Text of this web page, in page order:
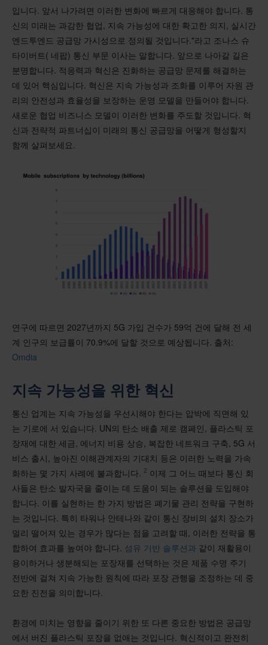
입니다. 앞서 나가려면 이러한 변화에 빠르게 대응해야 합니다. 통
신의 미래는 과감한 협업, 지속 가능성에 대한 확고한 의지, 실시간
엔드투엔드 공급망 가시성으로 정의될 것입니다."라고 조나스 슈
타이버트( 네팝) 통신 부문 이사는 말합니다. 앞으로 나아갈 길은
분명합니다. 적응력과 혁신은 진화하는 공급망 문제를 해결하는
데 있어 핵심입니다. 혁신은 지속 가능성과 조화를 이루어 자원 관
리의 안전성과 효율성을 보장하는 운영 모델을 만들어야 합니다.
새로운 협업 비즈니스 모델이 이러한 변화를 주도할 것입니다. 혁
신과 전략적 파트너십이 미래의 통신 공급망을 어떻게 형성할지
함께 살펴보세요.
연구에 따르면 2027년까지 5G 가입 건수가 59억 건에 달해 전 세
계 인구의 보급률이 70.9%에 달할 것으로 예상됩니다. 출처:
Omdia
지속 가능성을 위한 혁신
통신 업계는 지속 가능성을 우선시해야 한다는 압박에 직면해 있
는 기로에 서 있습니다. UN의 탄소 배출 제로 캠페인, 플라스틱 포
장재에 대한 세금, 에너지 비용 상승, 복잡한 네트워크 구축, 5G 서
비스 출시, 높아진 이해관계자의 기대치 등은 이러한 노력을 가속
화하는 몇 가지 사례에 불과합니다. 2 이제 그 어느 때보다 통신 회
사들은 탄소 발자국을 줄이는 데 도움이 되는 솔루션을 도입해야
합니다. 이를 실현하는 한 가지 방법은 폐기물 관리 전략을 구현하
는 것입니다. 특히 타워나 안테나와 같이 통신 장비의 설치 장소가
멀리 떨어져 있는 경우가 많다는 점을 고려할 때, 이러한 전략을 통
합하여 효과를 높여야 합니다. 섬유 기반 솔루션과 같이 재활용이
용이하거나 생분해되는 포장재를 선택하는 것은 제품 수명 주기
전반에 걸쳐 지속 가능한 원칙에 따라 포장 관행을 조정하는 데 중
요한 진전을 의미합니다.
환경에 미치는 영향을 줄이기 위한 또 다른 중요한 방법은 공급망
에서 버진 플라스틱 포장을 없애는 것입니다. 혁신적이고 완전히